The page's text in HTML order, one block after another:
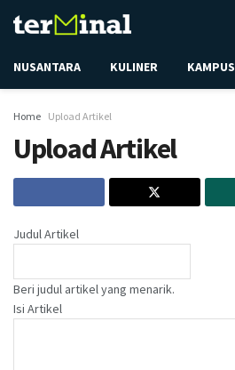
NUSANTARA KULINER KAMPUS
Home Upload Artikel
Upload Artikel
Judul Artikel
Beri judul artikel yang menarik.
Isi Artikel